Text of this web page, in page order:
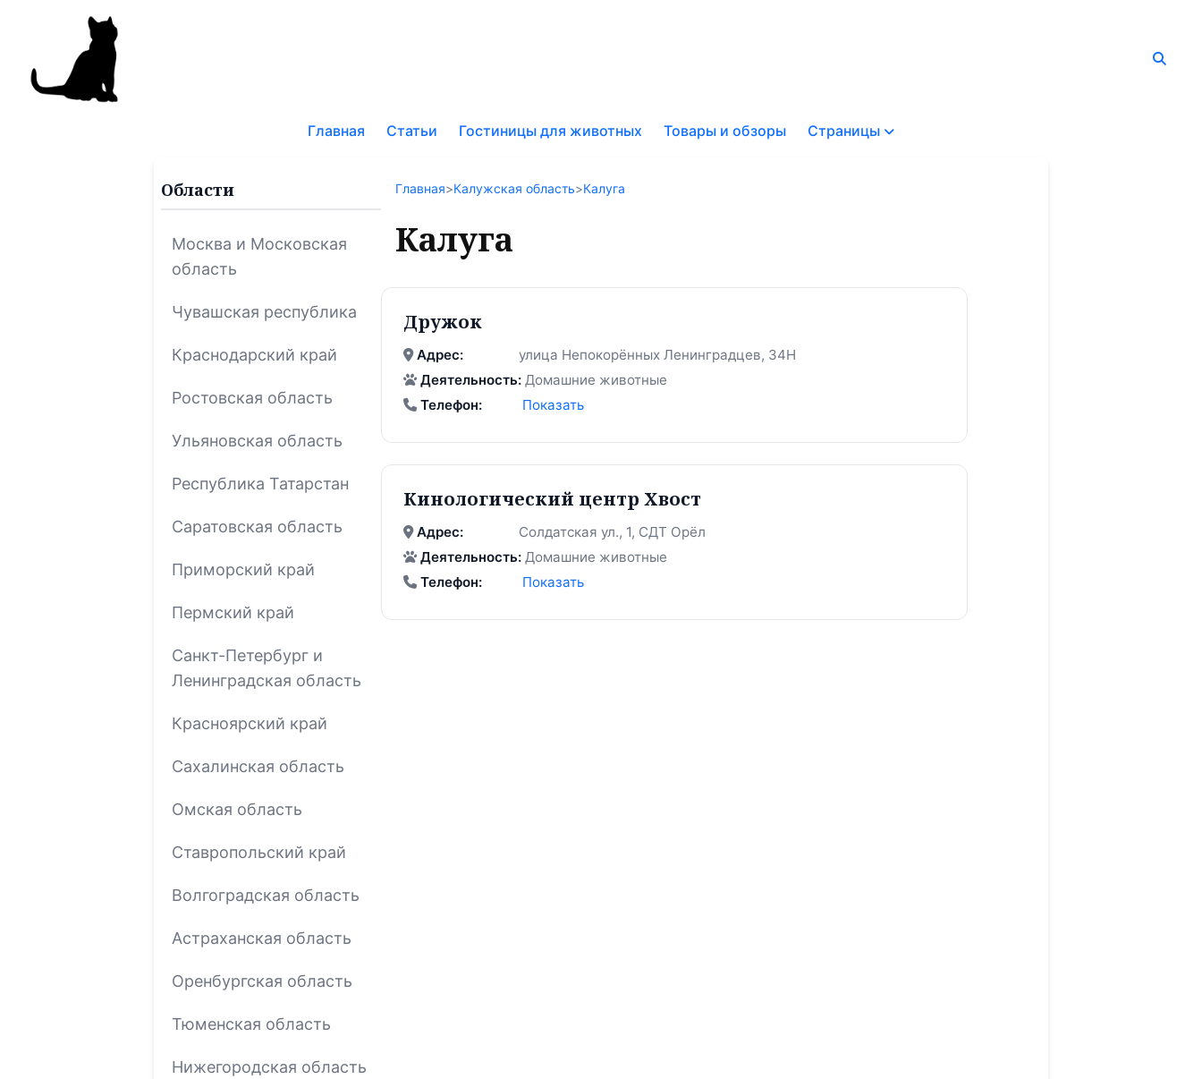
Главная Статьи Гостиницы для животных Товары и обзоры Страницы
по
Области
Москва и Московская
область
Чувашская республика
Краснодарский край
Ростовская область
Ульяновская область
Республика Татарстан
Саратовская область
Приморский край
Пермский край
Санкт-Петербург и
Ленинградская область
Красноярский край
Сахалинская область
Омская область
Ставропольский край
Волгоградская область
Астраханская область
Оренбургская область
Тюменская область
Нижегородская область
Главная>Калужская область>Калуга
Калуга
Дружок
Адрес:
улица Непокорённых Ленинградцев, 34Н
Деятельность: Домашние животные
Телефон:
Показать
Кинологический центр Хвост
Адрес:
Солдатская ул., 1, СДТ Орёл
Деятельность: Домашние животные
Телефон:
Показать